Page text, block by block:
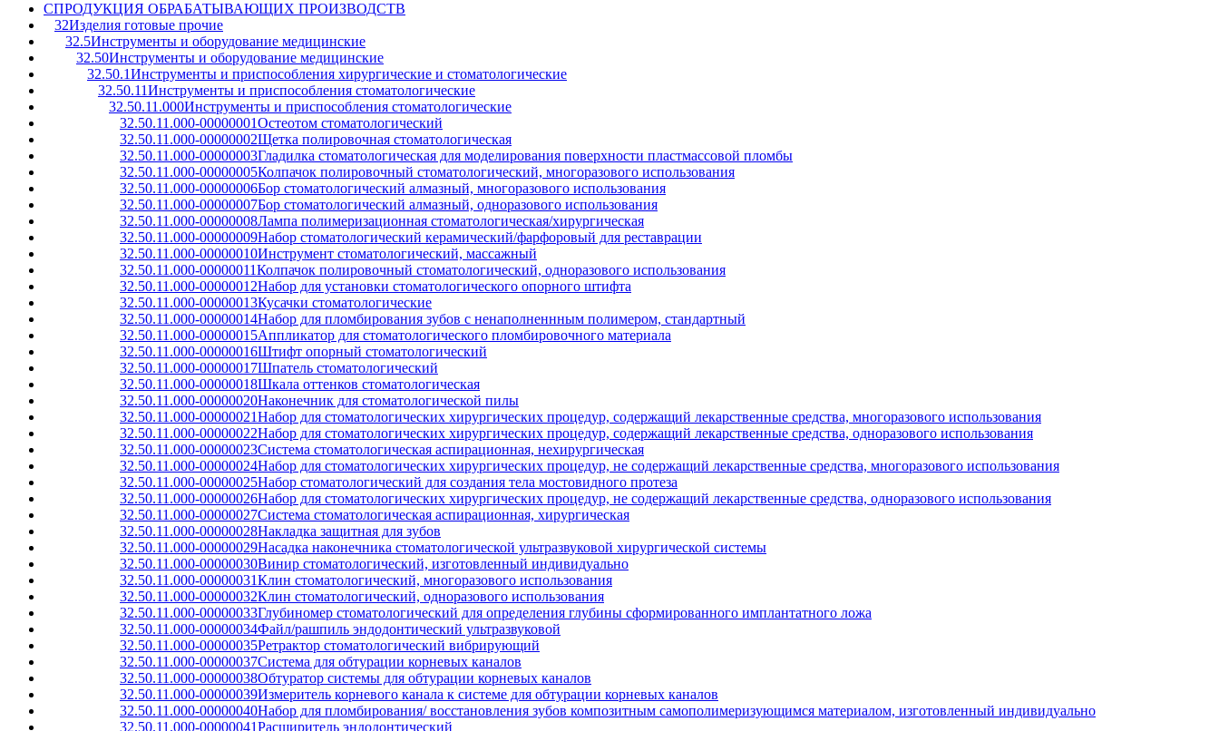
CПРОДУКЦИЯ ОБРАБАТЫВАЮЩИХ ПРОИЗВОДСТВ
32Изделия готовые прочие
32.5Инструменты и оборудование медицинские
32.50Инструменты и оборудование медицинские
32.50.1Инструменты и приспособления хирургические и стоматологические
32.50.11Инструменты и приспособления стоматологические
32.50.11.000Инструменты и приспособления стоматологические
32.50.11.000-00000001Остеотом стоматологический
32.50.11.000-00000002Щетка полировочная стоматологическая
32.50.11.000-00000003Гладилка стоматологическая для моделирования поверхности пластмассовой пломбы
32.50.11.000-00000005Колпачок полировочный стоматологический, многоразового использования
32.50.11.000-00000006Бор стоматологический алмазный, многоразового использования
32.50.11.000-00000007Бор стоматологический алмазный, одноразового использования
32.50.11.000-00000008Лампа полимеризационная стоматологическая/хирургическая
32.50.11.000-00000009Набор стоматологический керамический/фарфоровый для реставрации
32.50.11.000-00000010Инструмент стоматологический, массажный
32.50.11.000-00000011Колпачок полировочный стоматологический, одноразового использования
32.50.11.000-00000012Набор для установки стоматологического опорного штифта
32.50.11.000-00000013Кусачки стоматологические
32.50.11.000-00000014Набор для пломбирования зубов с ненаполненнным полимером, стандартный
32.50.11.000-00000015Аппликатор для стоматологического пломбировочного материала
32.50.11.000-00000016Штифт опорный стоматологический
32.50.11.000-00000017Шпатель стоматологический
32.50.11.000-00000018Шкала оттенков стоматологическая
32.50.11.000-00000020Наконечник для стоматологической пилы
32.50.11.000-00000021Набор для стоматологических хирургических процедур, содержащий лекарственные средства, многоразового использования
32.50.11.000-00000022Набор для стоматологических хирургических процедур, содержащий лекарственные средства, одноразового использования
32.50.11.000-00000023Система стоматологическая аспирационная, нехирургическая
32.50.11.000-00000024Набор для стоматологических хирургических процедур, не содержащий лекарственные средства, многоразового использования
32.50.11.000-00000025Набор стоматологический для создания тела мостовидного протеза
32.50.11.000-00000026Набор для стоматологических хирургических процедур, не содержащий лекарственные средства, одноразового использования
32.50.11.000-00000027Система стоматологическая аспирационная, хирургическая
32.50.11.000-00000028Накладка защитная для зубов
32.50.11.000-00000029Насадка наконечника стоматологической ультразвуковой хирургической системы
32.50.11.000-00000030Винир стоматологический, изготовленный индивидуально
32.50.11.000-00000031Клин стоматологический, многоразового использования
32.50.11.000-00000032Клин стоматологический, одноразового использования
32.50.11.000-00000033Глубиномер стоматологический для определения глубины сформированного имплантатного ложа
32.50.11.000-00000034Файл/рашпиль эндодонтический ультразвуковой
32.50.11.000-00000035Ретрактор стоматологический вибрирующий
32.50.11.000-00000037Система для обтурации корневых каналов
32.50.11.000-00000038Обтуратор системы для обтурации корневых каналов
32.50.11.000-00000039Измеритель корневого канала к системе для обтурации корневых каналов
32.50.11.000-00000040Набор для пломбирования/ восстановления зубов композитным самополимеризующимся материалом, изготовленный индивидуально
32.50.11.000-00000041Расширитель эндодонтический